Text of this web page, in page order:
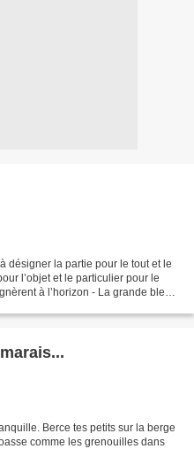
désigner la partie pour le tout et le
l’objet et le particulier pour le
à l’horizon - La grande bleue
Berce tes petits sur la berge
comme les grenouilles dans